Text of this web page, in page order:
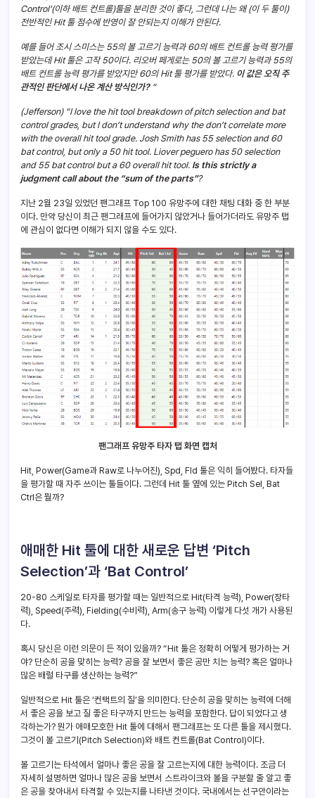
Control’(이하 배트 컨트롤)툴을 분리한 것이 좋다, 그런데 나는 왜 (이 두 툴이)
전반적인 Hit 툴 점수에 반영이 잘 안되는지 이해가 안된다.
예를 들어 조시 스미스는 55의 볼 고르기 능력과 60의 배트 컨트롤 능력 평가를
받았는데 Hit 툴은 고작 50이다. 리오버 페게로는 50의 볼 고르기 능력과 55의
배트 컨트롤 능력 평가를 받았지만 60의 Hit 툴 평가를 받았다. 이 값은 오직 주
관적인 판단에서 나온 계산 방식인가? “
(Jefferson) “I love the hit tool breakdown of pitch selection and bat
control grades, but I don’t understand why the don’t correlate more
with the overall hit tool grade. Josh Smith has 55 selection and 60
bat control, but only a 50 hit tool. Liover peguero has 50 selection
and 55 bat control but a 60 overall hit tool. Is this strictly a
judgment call about the “sum of the parts”?
지난 2월 23일 있었던 팬그래프 Top 100 유망주에 대한 채팅 대화 중 한 부분
이다. 만약 당신이 최근 팬그래프에 들어가지 않았거나 들어가더라도 유망주 탭
에 관심이 없다면 이해가 되지 않을 수도 있다.
팬그래프 유망주 타자 탭 화면 캡처
Hit, Power(Game과 Raw로 나누어진), Spd, Fld 툴은 익히 들어봤다. 타자들
을 평가할 때 자주 쓰이는 툴들이다. 그런데 Hit 툴 옆에 있는 Pitch Sel, Bat
Ctrl은 뭘까?
애매한 Hit 툴에 대한 새로운 답변 ‘Pitch
Selection’과 ‘Bat Control’
20-80 스케일로 타자를 평가할 때는 일반적으로 Hit(타격 능력), Power(장타
력), Speed(주력), Fielding(수비력), Arm(송구 능력) 이렇게 다섯 개가 사용된
다.
혹시 당신은 이런 의문이 든 적이 있을까? “Hit 툴은 정확히 어떻게 평가하는 거
야? 단순히 공을 맞히는 능력? 공을 잘 보면서 좋은 공만 치는 능력? 혹은 얼마나
많은 배럴 타구를 생산하는 능력?”
일반적으로 Hit 툴은 ‘컨택트의 질’을 의미한다. 단순히 공을 맞히는 능력에 더해
서 좋은 공을 보고 질 좋은 타구까지 만드는 능력을 포함한다. 답이 되었다고 생
각하는가? 뭔가 애매모호한 Hit 툴에 대해서 팬그래프는 또 다른 툴을 제시했다.
그것이 볼 고르기(Pitch Selection)와 배트 컨트롤(Bat Control)이다.
볼 고르기는 타석에서 얼마나 좋은 공을 잘 고르는지에 대한 능력이다. 조금 더
자세히 설명하면 얼마나 많은 공을 보면서 스트라이크와 볼을 구분할 줄 알고 좋
은 공을 찾아내서 타격할 수 있는지를 나타낸 것이다. 국내에서는 선구안이라는